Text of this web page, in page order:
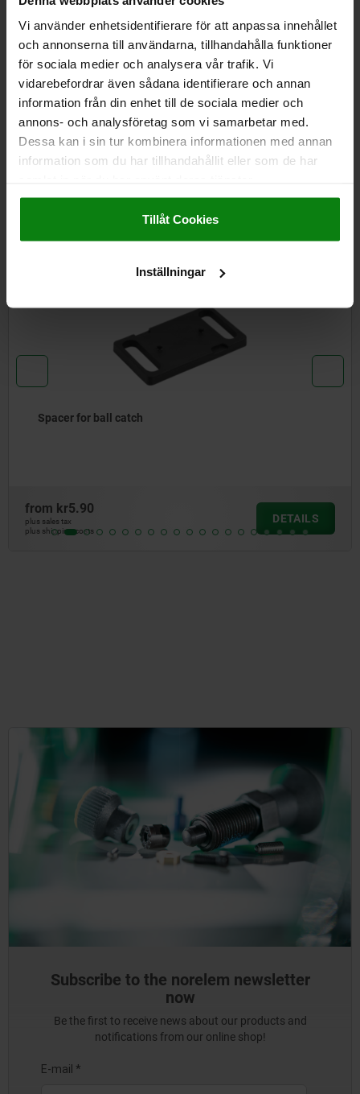
Vi använder enhetsidentifierare för att anpassa innehållet
och annonserna till användarna, tillhandahålla funktioner
för sociala medier och analysera vår trafik. Vi
vidarebefordrar även sådana identifierare och annan
information från din enhet till de sociala medier och
annons- och analysföretag som vi samarbetar med.
Dessa kan i sin tur kombinera informationen med annan
information som du har tillhandahållit eller som de har
Impressum|Dataskydd|AGB
Tillåt Cookies
Inställningar
plus sales tax
DETAILS
CAD
Other customers also bought
for ball catch
costs
from
plus
Subscribe to the norelem newsletter
now
Be the first to receive news about our products and
notifications from our online shop!